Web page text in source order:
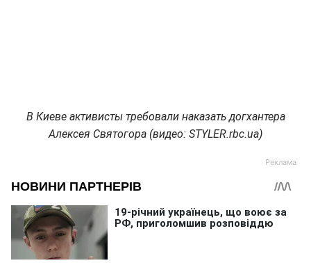
В Киеве активисты требовали наказать догхантера
Алексея Святогора (видео: STYLER.rbc.ua)